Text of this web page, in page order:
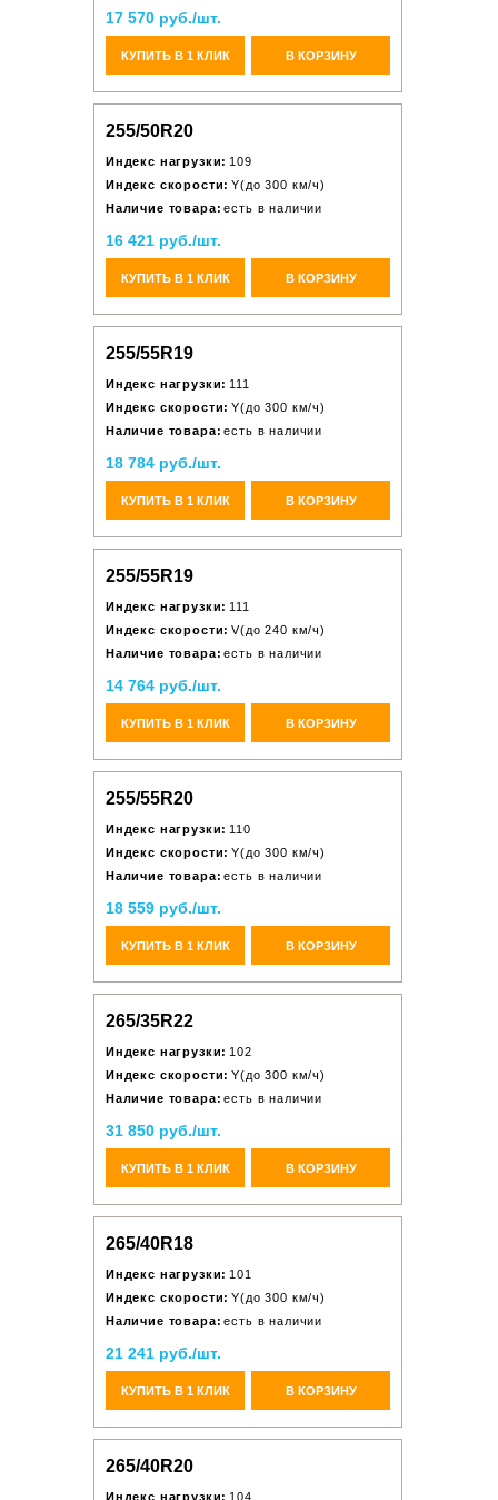
17 570 руб./шт.
КУПИТЬ В 1 КЛИК В КОРЗИНУ
255/50R20
Индекс нагрузки: 109
Индекс скорости: Y(до 300 км/ч)
Наличие товара: есть в наличии
16 421 руб./шт.
КУПИТЬ В 1 КЛИК В КОРЗИНУ
255/55R19
Индекс нагрузки: 111
Индекс скорости: Y(до 300 км/ч)
Наличие товара: есть в наличии
18 784 руб./шт.
КУПИТЬ В 1 КЛИК В КОРЗИНУ
255/55R19
Индекс нагрузки: 111
Индекс скорости: V(до 240 км/ч)
Наличие товара: есть в наличии
14 764 руб./шт.
КУПИТЬ В 1 КЛИК В КОРЗИНУ
255/55R20
Индекс нагрузки: 110
Индекс скорости: Y(до 300 км/ч)
Наличие товара: есть в наличии
18 559 руб./шт.
КУПИТЬ В 1 КЛИК В КОРЗИНУ
265/35R22
Индекс нагрузки: 102
Индекс скорости: Y(до 300 км/ч)
Наличие товара: есть в наличии
31 850 руб./шт.
КУПИТЬ В 1 КЛИК В КОРЗИНУ
265/40R18
Индекс нагрузки: 101
Индекс скорости: Y(до 300 км/ч)
Наличие товара: есть в наличии
21 241 руб./шт.
КУПИТЬ В 1 КЛИК В КОРЗИНУ
265/40R20
Индекс нагрузки: 104